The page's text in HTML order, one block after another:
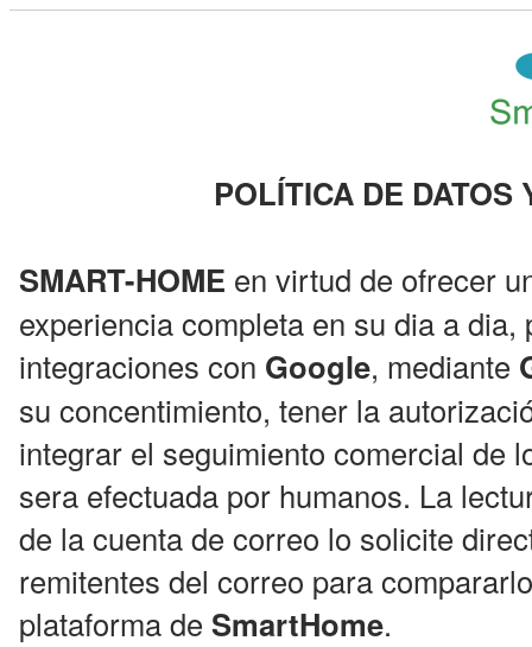
POLÍTICA DE DATOS
SMART-HOME en virtud de ofrecer
experiencia completa en su dia a
integraciones con Google, mediante
su concentimiento, tener la
integrar el seguimiento comercial de
sera efectuada por humanos. La
de la cuenta de correo lo solicite
remitentes del correo para
plataforma de SmartHome.